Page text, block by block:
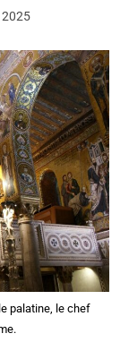
2025
palatine, le chef